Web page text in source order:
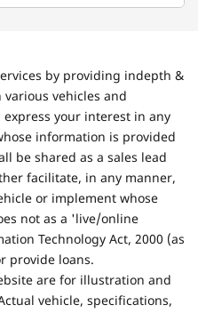
by providing indepth &
vehicles and
your interest in any
information is provided
be shared as a sales lead
facilitate, in any manner,
or implement whose
not as a 'live/online
Technology Act, 2000 (as
provide loans.
are for illustration and
vehicle, specifications,